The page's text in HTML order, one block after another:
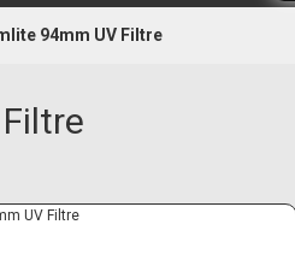
94mm UV Filtre